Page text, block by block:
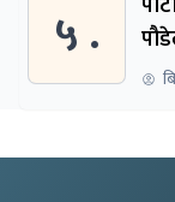
५ .